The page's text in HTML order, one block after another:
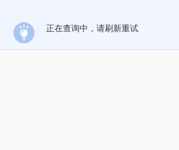
正在查询中，请刷新重试